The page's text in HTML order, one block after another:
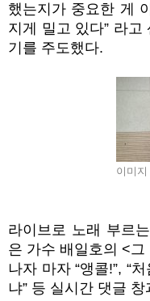
했는지가 중요한 게
지게 밀고 있다” 라고
기를 주도했다.
이미지
라이브로 노래 부르
은 가수 배일호의<그
나자 마자“앵콜!”, “처
냐” 등 실시간 댓글 창